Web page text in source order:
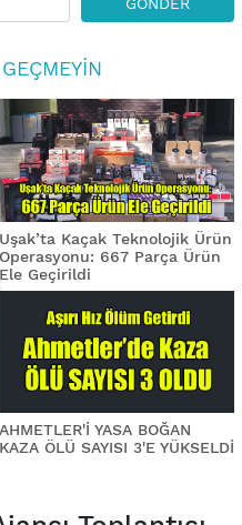
Uşak’ta Kaçak Teknolojik Ürün
Operasyonu: 667 Parça Ürün
Ele Geçirildi
AHMETLER'İ YASA BOĞAN
KAZA ÖLÜ SAYISI 3'E YÜKSELDİ